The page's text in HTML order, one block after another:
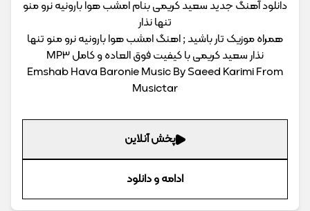
دانلود آهنگ جدید سعید کریمی بنام امشب هوا بارونیه نرو منو
تنها نذار
همراه موزیک تار باشید ; اهنگ امشب هوا بارونیه نرو منو تنها
نذار سعید کریمی با کیفیت فوق العاده و کامل MP3
Emshab Hava Baronie Music By Saeed Karimi From
Musictar
پخش آنلاین
ادامه و دانلود